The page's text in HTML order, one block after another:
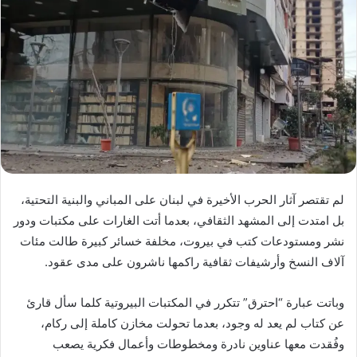
لم تقتصر آثار الحرب الأخيرة في لبنان على المباني والبنية التحتية،
بل امتدت إلى المشهد الثقافي، بعدما أتت الغارات على مكتبات ودور
نشر ومستودعات كتب في بيروت، مخلفة خسائر كبيرة طالت مئات
آلاف النسخ وأرشيفات ثقافية راكمها ناشرون على مدى عقود.
وباتت عبارة “احترق” تتكرر في المكتبات البيروتية كلما سأل قارئ
عن كتاب لم يعد له وجود، بعدما تحولت مخازن كاملة إلى ركام،
وفُقدت معها عناوين نادرة ومخطوطات وأعمال فكرية يصعب